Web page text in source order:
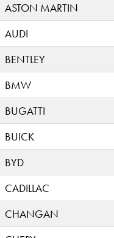
ASTON MARTIN
AUDI
BENTLEY
BMW
BUGATTI
BUICK
BYD
CADILLAC
CHANGAN